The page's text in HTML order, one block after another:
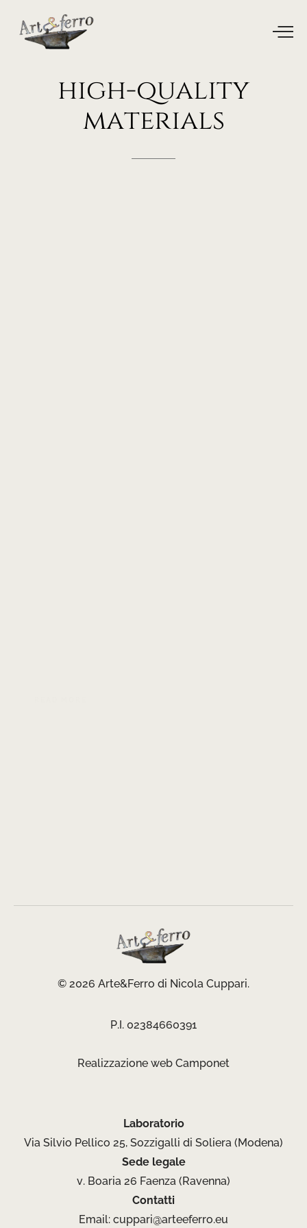
high-quality
materials
© 2026 Arte&Ferro di Nicola Cuppari.
P.I. 02384660391
Realizzazione web Camponet
Laboratorio
Via Silvio Pellico 25, Sozzigalli di Soliera (Modena)
Sede legale
v. Boaria 26 Faenza (Ravenna)
Contatti
Email: cuppari@arteeferro.eu